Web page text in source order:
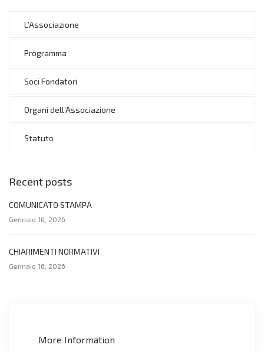
L’Associazione
Programma
Soci Fondatori
Organi dell’Associazione
Statuto
Recent posts
COMUNICATO STAMPA
Gennaio 16, 2026
CHIARIMENTI NORMATIVI
Gennaio 16, 2026
More Information